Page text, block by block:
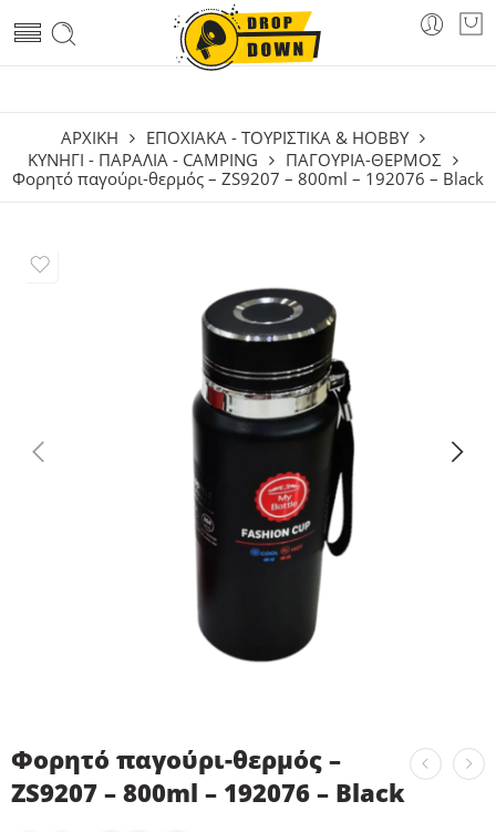
ΑΡΧΙΚΗ
ΕΠΟΧΙΑΚΑ - ΤΟΥΡΙΣΤΙΚΑ & HOBBY
ΚΥΝΉΓΙ - ΠΑΡΑΛΊΑ - CAMPING
ΠΑΓΟΎΡΙΑ-ΘΕΡΜΌΣ
Φορητό παγούρι-θερμός – ZS9207 – 800ml – 192076 – Black
Φορητό παγούρι-θερμός –
ZS9207 – 800ml – 192076 – Black